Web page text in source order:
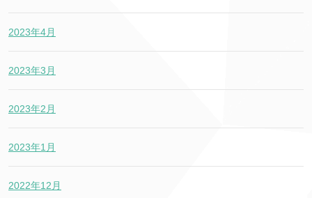
2023年4月
2023年3月
2023年2月
2023年1月
2022年12月